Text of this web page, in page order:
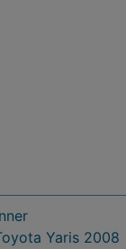
Yaris 2008